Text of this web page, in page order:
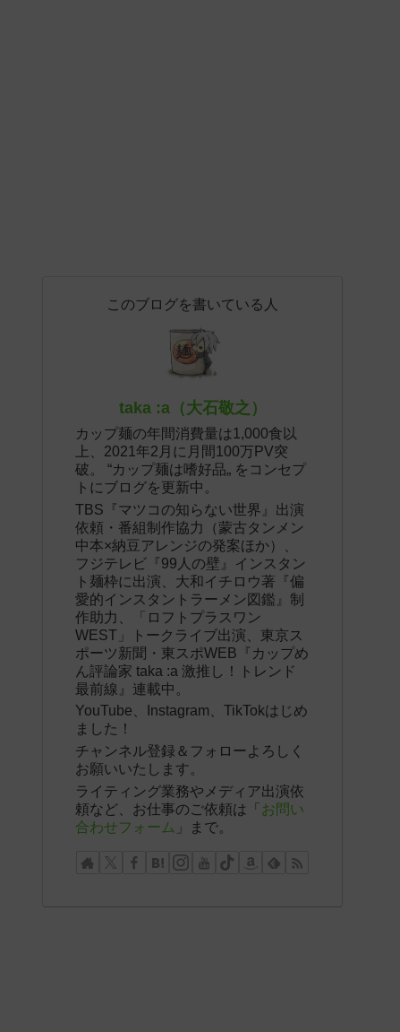
このブログを書いている人
taka :a（大石敬之）
カップ麺の年間消費量は1,000食以
上、2021年2月に月間100万PV突
破。 “カップ麺は嗜好品„ をコンセプ
トにブログを更新中。
TBS『マツコの知らない世界』出演
依頼・番組制作協力（蒙古タンメン
中本×納豆アレンジの発案ほか）、
フジテレビ『99人の壁』インスタン
ト麺枠に出演、大和イチロウ著『偏
愛的インスタントラーメン図鑑』制
作助力、「ロフトプラスワン
WEST」トークライブ出演、東京ス
ポーツ新聞・東スポWEB『カップめ
ん評論家 taka :a 激推し！トレンド
最前線』連載中。
YouTube、Instagram、TikTokはじめ
ました！
チャンネル登録＆フォローよろしく
お願いいたします。
ライティング業務やメディア出演依
頼など、お仕事のご依頼は「 お問い
合わせフォーム 」まで。